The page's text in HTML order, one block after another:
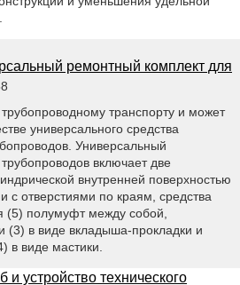
ремонтный комплект для
транспорту и может
универсального средства
Универсальный
включает две
внутренней поверхностью
отверстиями по краям, средства
(5) полумуфт между собой,
(3) в виде вкладыша-прокладки и
в виде мастики.
и устройство технического